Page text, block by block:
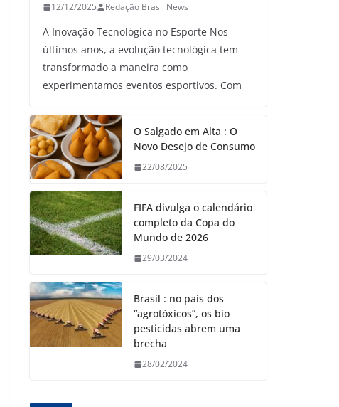
12/12/2025 Redação Brasil News
A Inovação Tecnológica no Esporte Nos
últimos anos, a evolução tecnológica tem
transformado a maneira como
experimentamos eventos esportivos. Com
O Salgado em Alta : O
Novo Desejo de Consumo
22/08/2025
FIFA divulga o calendário
completo da Copa do
Mundo de 2026
29/03/2024
Brasil : no país dos
“agrotóxicos”, os bio
pesticidas abrem uma
brecha
28/02/2024